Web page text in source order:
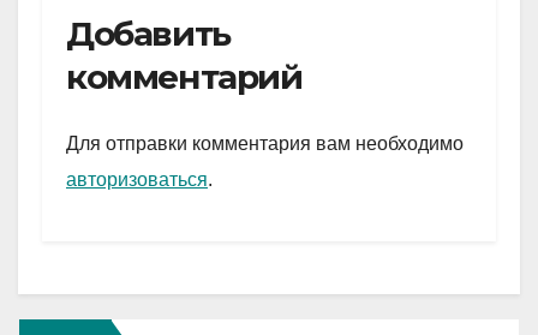
e
gr
a
m
er
s
A
p
и
Добавить
комментарий
Для отправки комментария вам необходимо
авторизоваться.